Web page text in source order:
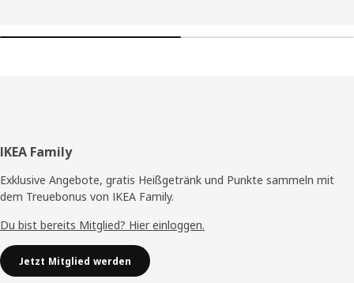
Fußzeile
IKEA Family
Exklusive Angebote, gratis Heißgetränk und Punkte sammeln mit
dem Treuebonus von IKEA Family.
Du bist bereits Mitglied? Hier einloggen.
Jetzt Mitglied werden